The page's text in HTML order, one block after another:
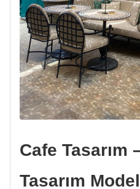
Cafe Tasarım
Tasarım